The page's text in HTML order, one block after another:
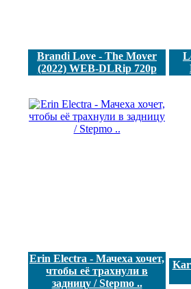
Brandi Love - The Mover
(2022) WEB-DLRip 720p
Erin Electra - Мачеха хочет,
чтобы её трахнули в
задницу / Stepmo ..